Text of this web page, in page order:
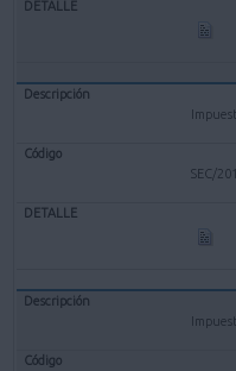
SEC/